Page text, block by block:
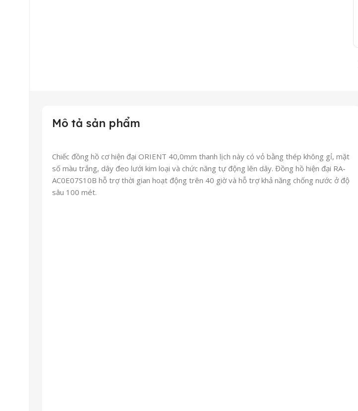
Mô tả sản phẩm
Chiếc đồng hồ cơ hiện đại ORIENT 40,0mm thanh lịch này có vỏ bằng thép không gỉ, mặt
số màu trắng, dây đeo lưới kim loại và chức năng tự động lên dây. Đồng hồ hiện đại RA-
AC0E07S10B hỗ trợ thời gian hoạt động trên 40 giờ và hỗ trợ khả năng chống nước ở độ
sâu 100 mét.